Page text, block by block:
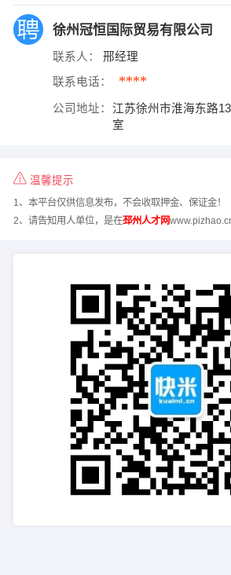
徐州冠恒国际贸易有限公司
联系人： 邢经理
联系电话： ****
公司地址：
江苏徐州市淮海东路
室
温馨提示
1、本平台仅供信息发布，不会收取押金、保证金！
2、请告知用人单位，是在邳州人才网